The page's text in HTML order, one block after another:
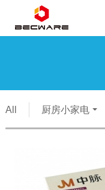
All 厨房小家电